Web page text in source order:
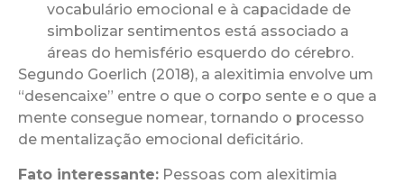
vocabulário emocional e à capacidade de
simbolizar sentimentos está associado a
áreas do hemisfério esquerdo do cérebro.
Segundo Goerlich (2018), a alexitimia envolve um
“desencaixe” entre o que o corpo sente e o que a
mente consegue nomear, tornando o processo
de mentalização emocional deficitário.
Fato interessante: Pessoas com alexitimia